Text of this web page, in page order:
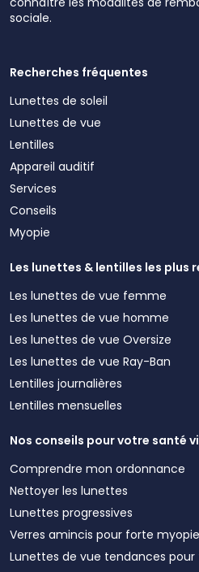
sociale.
Recherches fréquentes
Lunettes de soleil
Lunettes de vue
Lentilles
Appareil auditif
Services
Conseils
Myopie
Les lunettes & lentilles les plus
Les lunettes de vue femme
Les lunettes de vue homme
Les lunettes de vue Oversize
Les lunettes de vue Ray-Ban
Lentilles journalières
Lentilles mensuelles
Nos conseils pour votre santé
Comprendre mon ordonnance
Nettoyer les lunettes
Lunettes progressives
Verres amincis pour forte myopie
Lunettes de vue tendances